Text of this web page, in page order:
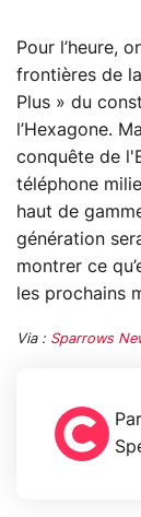
Pour l’heure,
frontières de
Plus » du
l’Hexagone.
conquête de
téléphone
haut de
génération
montrer ce
les prochains
Via : Sparrows
Par